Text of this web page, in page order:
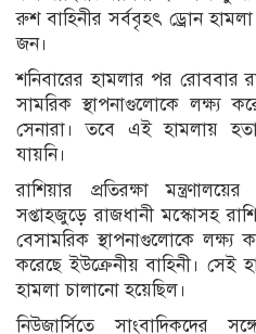
রুশ বাহিনীর সর্ববৃহৎ ড্রোন
জন।
শনিবারের হামলার পর রোববার
সামরিক স্থাপনাগুলোকে লক্ষ্য
সেনারা। তবে এই হামলায়
যায়নি।
রাশিয়ার প্রতিরক্ষা
সপ্তাহজুড়ে রাজধানী মস্কোসহ
বেসামরিক স্থাপনাগুলোকে লক্ষ্য
করেছে ইউক্রেনীয় বাহিনী। সেই
হামলা চালানো হয়েছিল।
নিউজার্সিতে সাংবাদিকদের